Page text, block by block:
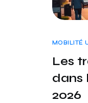
MOBILITÉ
Les
dans
2026